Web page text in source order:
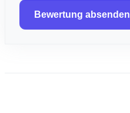
Bewertung absenden